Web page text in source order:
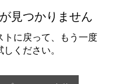
見つかりません
トに戻って、もう一度
しください。